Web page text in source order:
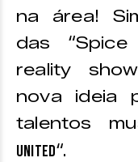
na área!
das
reality
nova ideia
talentos
United“.